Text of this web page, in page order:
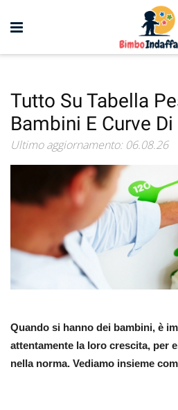
Tutto Su Tabella
Bambini E Curve
Ultimo aggiornamento: 06.08.26
Quando si hanno dei bambini, è
attentamente la loro crescita, per
nella norma. Vediamo insieme